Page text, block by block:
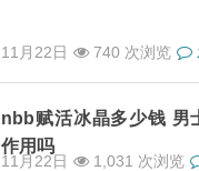
11月22日 740 次浏览
nbb赋活冰晶多少钱 男
作用吗
11月22日 1,031 次浏览